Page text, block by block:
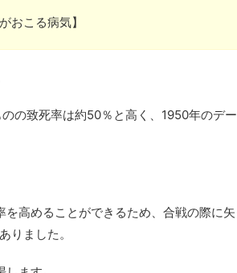
おこる病気】
の致死率は約50％と高く、1950年のデー
高めることができるため、合戦の際に矢
りました。